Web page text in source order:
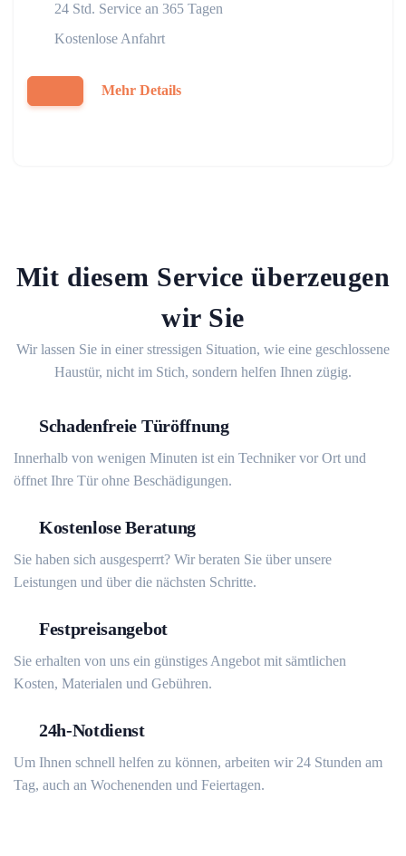
24 Std. Service an 365 Tagen
Kostenlose Anfahrt
Mehr Details
Mit diesem Service überzeugen
wir Sie
Wir lassen Sie in einer stressigen Situation, wie eine geschlossene
Haustür, nicht im Stich, sondern helfen Ihnen zügig.
Schadenfreie Türöffnung
Innerhalb von wenigen Minuten ist ein Techniker vor Ort und
öffnet Ihre Tür ohne Beschädigungen.
Kostenlose Beratung
Sie haben sich ausgesperrt? Wir beraten Sie über unsere
Leistungen und über die nächsten Schritte.
Festpreisangebot
Sie erhalten von uns ein günstiges Angebot mit sämtlichen
Kosten, Materialen und Gebühren.
24h-Notdienst
Um Ihnen schnell helfen zu können, arbeiten wir 24 Stunden am
Tag, auch an Wochenenden und Feiertagen.